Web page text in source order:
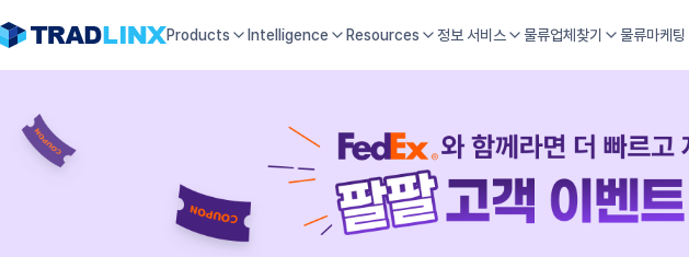
Products Intelligence Resources 정보 서비스 물류업체찾기 물류마케팅